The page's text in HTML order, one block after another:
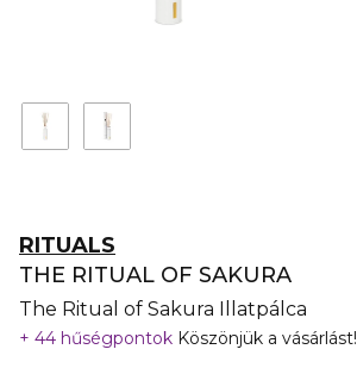
RITUALS
THE RITUAL OF SAKURA
The Ritual of Sakura Illatpálca
44 hűségpontok Köszönjük a vásárlást!